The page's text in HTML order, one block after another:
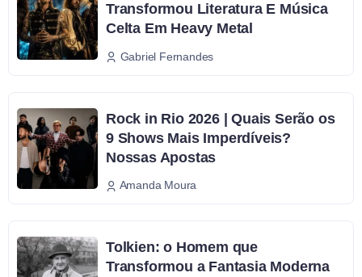
Transformou Literatura E Música
Celta Em Heavy Metal
Gabriel Fernandes
Rock in Rio 2026 | Quais Serão os
9 Shows Mais Imperdíveis?
Nossas Apostas
Amanda Moura
Tolkien: o Homem que
Transformou a Fantasia Moderna